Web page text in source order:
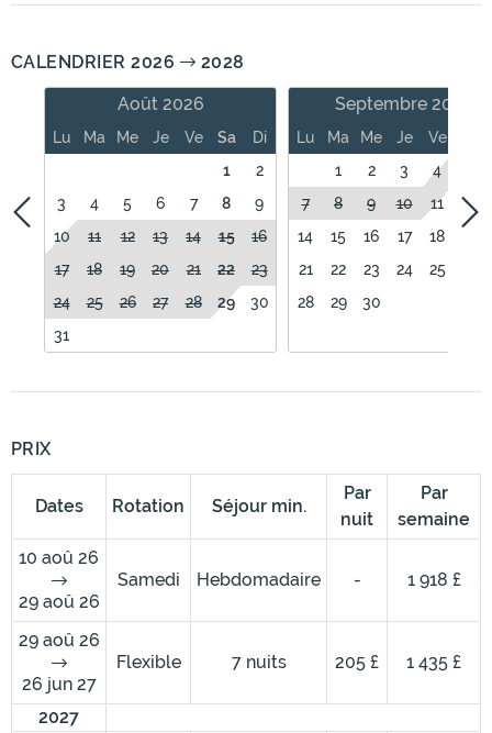
CALENDRIER 2026
2028
Août 2026
Lu Ma Me Je Ve Sa
Di
1
2
3
4 5 6 7 8
9
10
11 12 13 14 15
16
17
18 19 20 21 22
23
24
25 26 27 28 29
30
31
Septembre 2026
Lu Ma Me Je Ve
1
2 3 4
7
8 9 10 11
12
14
15 16 17 18
21
22 23 24 25
28
29 30
PRIX
Dates Rotation Séjour min.
Par
nuit
Par
semaine
10 aoû 26
29 aoû 26
Samedi Hebdomadaire - 1 918 £
29 aoû 26
26 jun 27
Flexible 7 nuits 205 £ 1 435 £
2027